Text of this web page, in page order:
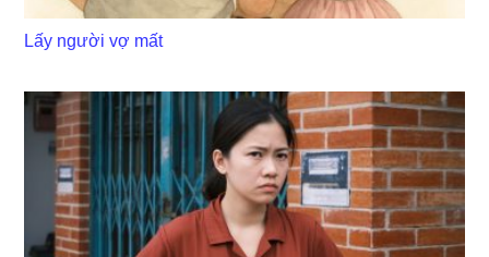
Lấy người vợ mất